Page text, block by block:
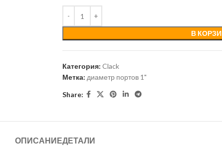
В
Категория: Clack
Метка: диаметр портов 1"
Share:
ОПИСАНИЕДЕТАЛИ